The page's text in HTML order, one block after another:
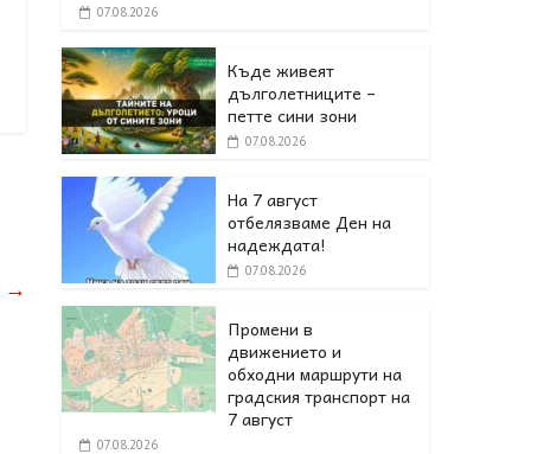
→
07.08.2026
Къде живеят
дълголетниците –
петте сини зони
07.08.2026
На 7 август
отбелязваме Ден на
надеждата!
07.08.2026
Промени в
движението и
обходни маршрути на
градския транспорт на
7 август
07.08.2026